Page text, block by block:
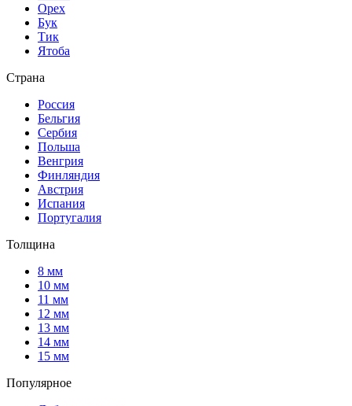
Орех
Бук
Тик
Ятоба
Страна
Россия
Бельгия
Сербия
Польша
Венгрия
Финляндия
Австрия
Испания
Португалия
Толщина
8 мм
10 мм
11 мм
12 мм
13 мм
14 мм
15 мм
Популярное